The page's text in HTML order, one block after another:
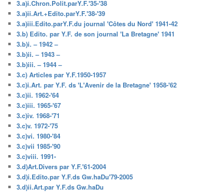
3.a)i.Chron.Polit.parY.F.'35-'38
3.a)ii.Art.+Edito.parY.F.'38-'39
3.a)iii.Edito.parY.F.du journal 'Côtes du Nord' 1941-42
3.b) Edito. par Y.F. de son journal 'La Bretagne' 1941
3.b)i. – 1942 –
3.b)ii. – 1943 –
3.b)iii. – 1944 –
3.c) Articles par Y.F.1950-1957
3.c)i.Art. par Y.F. ds 'L'Avenir de la Bretagne' 1958-'62
3.c)ii. 1962-'64
3.c)iii. 1965-'67
3.c)iv. 1968-'71
3.c)v. 1972-'75
3.c)vi. 1980-'84
3.c)vii 1985-'90
3.c)viii. 1991-
3.d)Art.Divers par Y.F.'61-2004
3.d)i.Edito.par Y.F.ds Gw.haDu'79-2005
3.d)ii.Art.par Y.F.ds Gw.haDu